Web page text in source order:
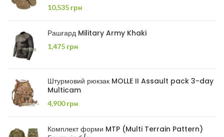
10,535 грн
Рашгард Military Army Khaki
1,475 грн
Штурмовий рюкзак MOLLE II Assault pack 3-day
Multicam
4,900грн
Комплект форми MTP (Multi Terrain Pattern)